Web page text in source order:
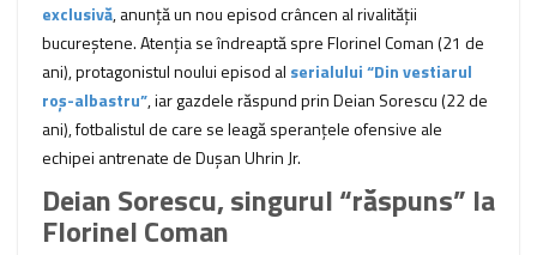
exclusivă, anunță un nou episod crâncen al rivalității
bucureștene. Atenția se îndreaptă spre Florinel Coman (21 de
ani), protagonistul noului episod al serialului “Din vestiarul
roș-albastru”, iar gazdele răspund prin Deian Sorescu (22 de
ani), fotbalistul de care se leagă speranțele ofensive ale
echipei antrenate de Dușan Uhrin Jr.
Deian Sorescu, singurul “răspuns” la
Florinel Coman